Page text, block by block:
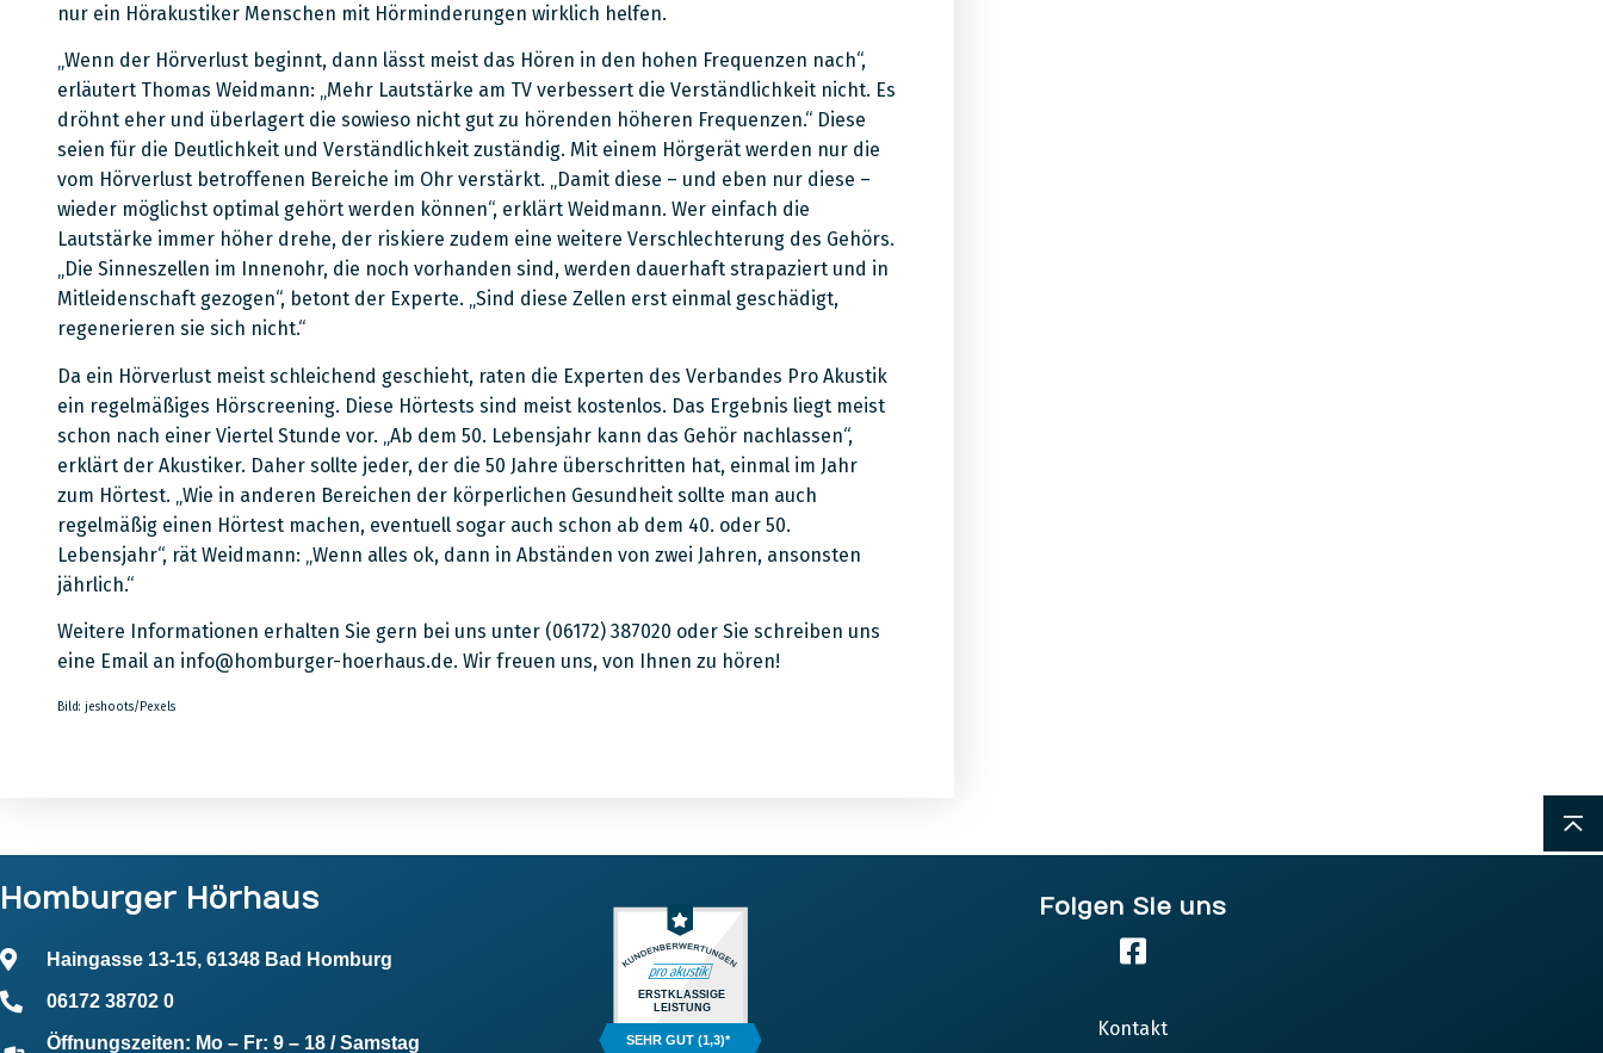
nur ein Hörakustiker Menschen mit Hörminderungen wirklich helfen.
„Wenn der Hörverlust beginnt, dann lässt meist das Hören in den hohen Frequenzen nach“,
erläutert Thomas Weidmann: „Mehr Lautstärke am TV verbessert die Verständlichkeit nicht. Es
dröhnt eher und überlagert die sowieso nicht gut zu hörenden höheren Frequenzen.“ Diese
seien für die Deutlichkeit und Verständlichkeit zuständig. Mit einem Hörgerät werden nur die
vom Hörverlust betroffenen Bereiche im Ohr verstärkt. „Damit diese – und eben nur diese –
wieder möglichst optimal gehört werden können“, erklärt Weidmann. Wer einfach die
Lautstärke immer höher drehe, der riskiere zudem eine weitere Verschlechterung des Gehörs.
„Die Sinneszellen im Innenohr, die noch vorhanden sind, werden dauerhaft strapaziert und in
Mitleidenschaft gezogen“, betont der Experte. „Sind diese Zellen erst einmal geschädigt,
regenerieren sie sich nicht.“
Da ein Hörverlust meist schleichend geschieht, raten die Experten des Verbandes Pro Akustik
ein regelmäßiges Hörscreening. Diese Hörtests sind meist kostenlos. Das Ergebnis liegt meist
schon nach einer Viertel Stunde vor. „Ab dem 50. Lebensjahr kann das Gehör nachlassen“,
erklärt der Akustiker. Daher sollte jeder, der die 50 Jahre überschritten hat, einmal im Jahr
zum Hörtest. „Wie in anderen Bereichen der körperlichen Gesundheit sollte man auch
regelmäßig einen Hörtest machen, eventuell sogar auch schon ab dem 40. oder 50.
Lebensjahr“, rät Weidmann: „Wenn alles ok, dann in Abständen von zwei Jahren, ansonsten
jährlich.“
Weitere Informationen erhalten Sie gern bei uns unter (06172) 387020 oder Sie schreiben uns
eine Email an info@homburger-hoerhaus.de. Wir freuen uns, von Ihnen zu hören!
Bild: jeshoots/Pexels
Homburger Hörhaus
Haingasse 13-15, 61348 Bad Homburg
06172 38702 0
Öffnungszeiten: Mo – Fr: 9 – 18 / Samstag
ERSTKLASSIGE
LEISTUNG
SEHR GUT (1,3)*
Folgen Sie uns
Kontakt